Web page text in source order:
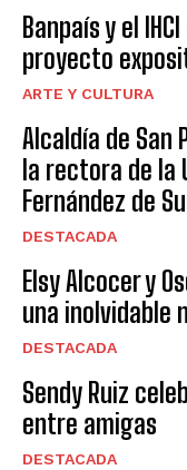
Banpaís y el
proyecto
ARTE Y CULTURA
Alcaldía de San
la rectora de la
Fernández de
DESTACADA
Elsy Alcocer y
una inolvidable
DESTACADA
Sendy Ruiz
entre amigas
DESTACADA